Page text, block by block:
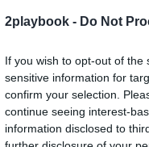
2playbook - Do Not
If you wish to opt-out of
sensitive information for
confirm your selection.
continue seeing interest-
information disclosed to
Acusan a Marisol
presidenta mundial
mala praxis ante el